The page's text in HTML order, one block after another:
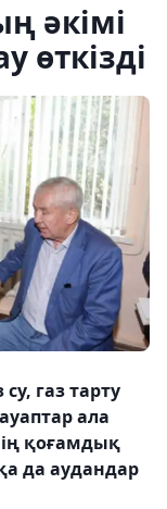
әкімі
өткізді
газ тарту
ала
қоғамдық
да аудандар